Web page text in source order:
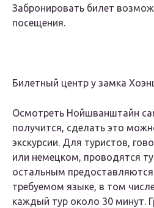
Забронировать билет
посещения.
Билетный центр у замка
Осмотреть Нойшванштайн
получится, сделать это
экскурсии. Для туристов,
или немецком, проводятся
остальным
требуемом языке, в том
каждый тур около 30 минут.